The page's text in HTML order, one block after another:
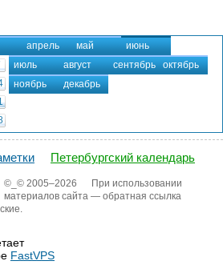
апрель май
июнь
июль август сентябрь
октябрь
ноябрь
декабрь
Петербургский календарь
©_© 2005–2026
При использовании
материалов сайта — обратная ссылка
FastVPS